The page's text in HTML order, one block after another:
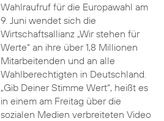
Wahlraufruf für die Europawahl am
9. Juni wendet sich die
Wirtschaftsallianz „Wir stehen für
Werte“ an ihre über 1,8 Millionen
Mitarbeitenden und an alle
Wahlberechtigten in Deutschland.
„Gib Deiner Stimme Wert“, heißt es
in einem am Freitag über die
sozialen Medien verbreiteten Video